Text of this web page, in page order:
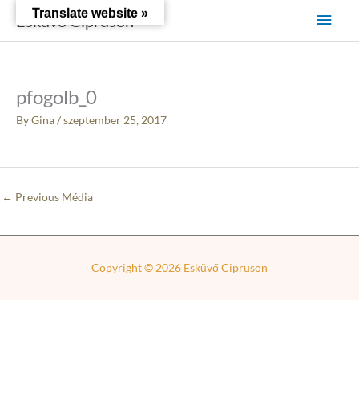
content
Esküvő Cipruson
Main
pfogolb_0
ByGina/szeptember 25, 2017
← Previous Média
Copyright © 2026 Esküvő Cipruson
Translate website »